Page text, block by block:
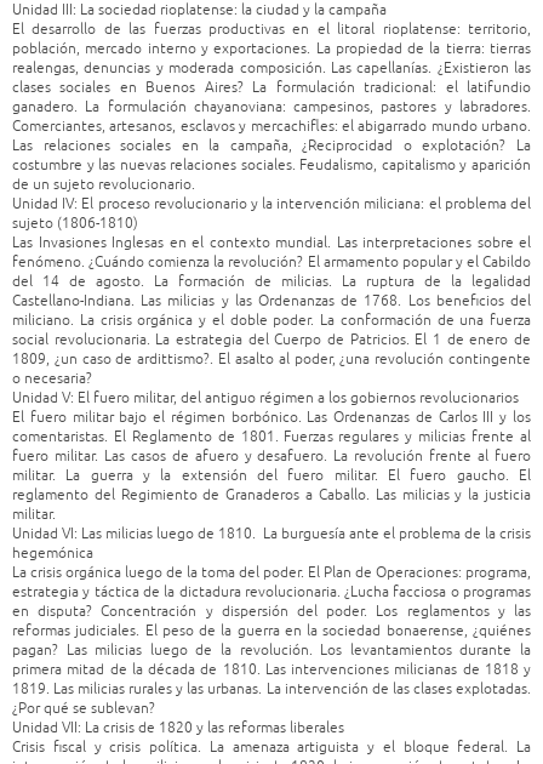
Unidad III: La sociedad rioplatense: la ciudad y la campaña
El desarrollo de las fuerzas productivas en el litoral rioplatense: territorio,
población, mercado interno y exportaciones. La propiedad de la tierra: tierras
realengas, denuncias y moderada composición. Las capellanías. ¿Existieron las
clases sociales en Buenos Aires? La formulación tradicional: el latifundio
ganadero. La formulación chayanoviana: campesinos, pastores y labradores.
Comerciantes, artesanos, esclavos y mercachifles: el abigarrado mundo urbano.
Las relaciones sociales en la campaña, ¿Reciprocidad o explotación? La
costumbre y las nuevas relaciones sociales. Feudalismo, capitalismo y aparición
de un sujeto revolucionario.
Unidad IV: El proceso revolucionario y la intervención miliciana: el problema del
sujeto (1806-1810)
Las Invasiones Inglesas en el contexto mundial. Las interpretaciones sobre el
fenómeno. ¿Cuándo comienza la revolución? El armamento popular y el Cabildo
del 14 de agosto. La formación de milicias. La ruptura de la legalidad
Castellano-Indiana. Las milicias y las Ordenanzas de 1768. Los beneficios del
miliciano. La crisis orgánica y el doble poder. La conformación de una fuerza
social revolucionaria. La estrategia del Cuerpo de Patricios. El 1 de enero de
1809, ¿un caso de ardittismo?. El asalto al poder, ¿una revolución contingente
o necesaria?
Unidad V: El fuero militar, del antiguo régimen a los gobiernos revolucionarios
El fuero militar bajo el régimen borbónico. Las Ordenanzas de Carlos III y los
comentaristas. El Reglamento de 1801. Fuerzas regulares y milicias frente al
fuero militar. Las casos de afuero y desafuero. La revolución frente al fuero
militar. La guerra y la extensión del fuero militar. El fuero gaucho. El
reglamento del Regimiento de Granaderos a Caballo. Las milicias y la justicia
militar.
Unidad VI: Las milicias luego de 1810. La burguesía ante el problema de la crisis
hegemónica
La crisis orgánica luego de la toma del poder. El Plan de Operaciones: programa,
estrategia y táctica de la dictadura revolucionaria. ¿Lucha facciosa o programas
en disputa? Concentración y dispersión del poder. Los reglamentos y las
reformas judiciales. El peso de la guerra en la sociedad bonaerense, ¿quiénes
pagan? Las milicias luego de la revolución. Los levantamientos durante la
primera mitad de la década de 1810. Las intervenciones milicianas de 1818 y
1819. Las milicias rurales y las urbanas. La intervención de las clases explotadas.
¿Por qué se sublevan?
Unidad VII: La crisis de 1820 y las reformas liberales
Crisis fiscal y crisis política. La amenaza artiguista y el bloque federal. La